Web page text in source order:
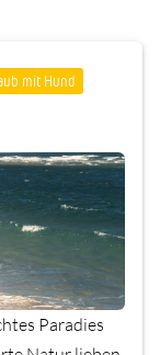
mit Hund
Paradies